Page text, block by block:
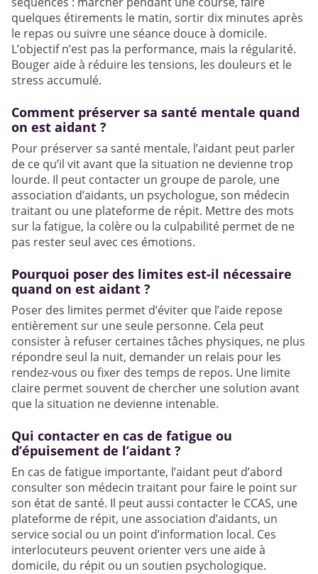
quelques étirements le matin, sortir dix minutes après
le repas ou suivre une séance douce à domicile.
L’objectif n’est pas la performance, mais la régularité.
Bouger aide à réduire les tensions, les douleurs et le
stress accumulé.
Comment préserver sa santé mentale quand
on est aidant ?
Pour préserver sa santé mentale, l’aidant peut parler
de ce qu’il vit avant que la situation ne devienne trop
lourde. Il peut contacter un groupe de parole, une
association d’aidants, un psychologue, son médecin
traitant ou une plateforme de répit. Mettre des mots
sur la fatigue, la colère ou la culpabilité permet de ne
pas rester seul avec ces émotions.
Pourquoi poser des limites est-il nécessaire
quand on est aidant ?
Poser des limites permet d’éviter que l’aide repose
entièrement sur une seule personne. Cela peut
consister à refuser certaines tâches physiques, ne plus
répondre seul la nuit, demander un relais pour les
rendez-vous ou fixer des temps de repos. Une limite
claire permet souvent de chercher une solution avant
que la situation ne devienne intenable.
Qui contacter en cas de fatigue ou
d’épuisement de l’aidant ?
En cas de fatigue importante, l’aidant peut d’abord
consulter son médecin traitant pour faire le point sur
son état de santé. Il peut aussi contacter le CCAS, une
plateforme de répit, une association d’aidants, un
service social ou un point d’information local. Ces
interlocuteurs peuvent orienter vers une aide à
domicile, du répit ou un soutien psychologique.